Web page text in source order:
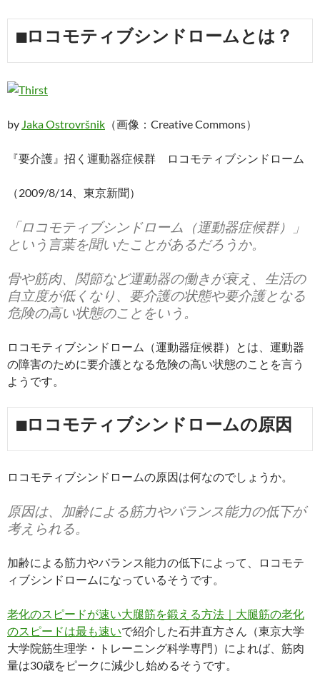
■ロコモティブシンドロームとは？
by Jaka Ostrovršnik （画像：Creative Commons）
『要介護』招く運動器症候群 ロコモティブシンドローム
（2009/8/14、東京新聞）
「ロコモティブシンドローム（運動器症候群）」
という言葉を聞いたことがあるだろうか。
骨や筋肉、関節など運動器の働きが衰え、生活の
自立度が低くなり、要介護の状態や要介護となる
危険の高い状態のことをいう。
ロコモティブシンドローム（運動器症候群）とは、運動器
の障害のために要介護となる危険の高い状態のことを言う
ようです。
■ロコモティブシンドロームの原因
ロコモティブシンドロームの原因は何なのでしょうか。
原因は、加齢による筋力やバランス能力の低下が
考えられる。
加齢による筋力やバランス能力の低下によって、ロコモテ
ィブシンドロームになっているそうです。
老化のスピードが速い大腿筋を鍛える方法｜大腿筋の老化
のスピードは最も速いで紹介した石井直方さん（東京大学
大学院筋生理学・トレーニング科学専門）によれば、筋肉
量は30歳をピークに減少し始めるそうです。